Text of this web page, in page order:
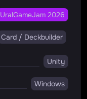
UralGameJam 2026
Card / Deckbuilder
Unity
Windows